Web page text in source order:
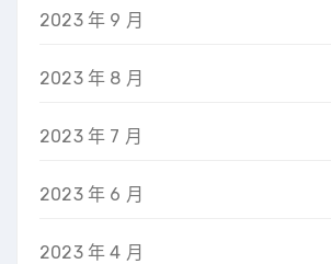
2023 年 9 月
2023 年 8 月
2023 年 7 月
2023 年 6 月
2023 年 4 月